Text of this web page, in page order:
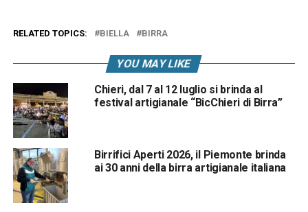
RELATED TOPICS: BIELLA BIRRA
YOU MAY LIKE
Chieri, dal 7 al 12 luglio si brinda al
festival artigianale “BicChieri di Birra”
Birrifici Aperti 2026, il Piemonte brinda
ai 30 anni della birra artigianale italiana